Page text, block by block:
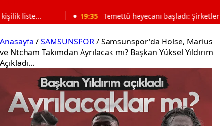
Temettü heyecanı başladı: Şirketlerin hisse başına
Anasayfa /SAMSUNSPOR/Samsunspor'da Holse, Marius
ve Ntcham Takımdan Ayrılacak mı? Başkan Yüksel Yıldırım
Açıkladı...